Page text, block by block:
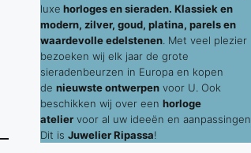
luxe horloges en sieraden. Klassiek en
modern, zilver, goud, platina, parels en
waardevolle edelstenen . Met veel plezier
bezoeken wij elk jaar de grote
sieradenbeurzen in Europa en kopen
de nieuwste ontwerpen voor U. Ook
beschikken wij over een horloge
atelier voor al uw ideeën en aanpassingen.
Dit is Juwelier Ripassa!